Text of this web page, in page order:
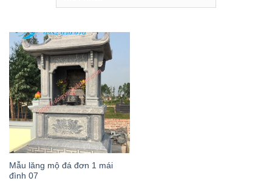
Mẫu lăng mộ đá đơn 1 mái
đình 07